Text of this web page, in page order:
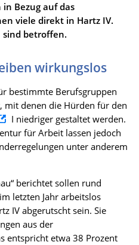
Bezug auf das
viele direkt in Hartz IV.
sind betroffen.
wirkungslos
bestimmte Berufsgruppen
mit denen die Hürden für den
I niedriger gestaltet werden.
für Arbeit lassen jedoch
unter anderem
berichtet sollen rund
letzten Jahr arbeitslos
IV abgerutscht sein. Sie
aus der
entspricht etwa 38 Prozent